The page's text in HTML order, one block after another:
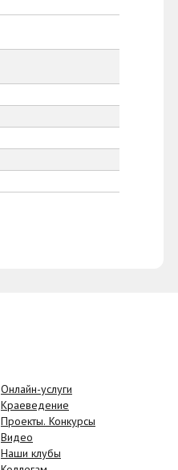
Онлайн-услуги
Краеведение
Проекты. Конкурсы
Видео
Наши клубы